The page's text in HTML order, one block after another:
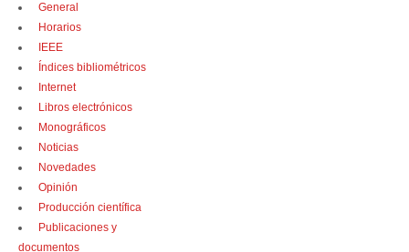
General
Horarios
IEEE
Índices bibliométricos
Internet
Libros electrónicos
Monográficos
Noticias
Novedades
Opinión
Producción científica
Publicaciones y
documentos